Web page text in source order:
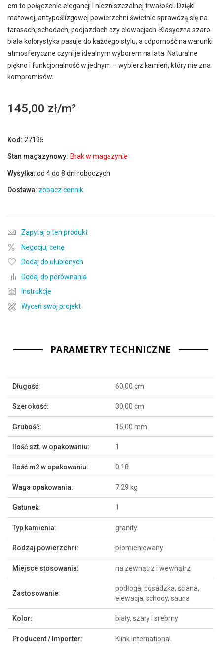
cm to połączenie elegancji i niezniszczalnej trwałości. Dzięki
matowej, antypoślizgowej powierzchni świetnie sprawdzą się na
tarasach, schodach, podjazdach czy elewacjach. Klasyczna szaro-
biała kolorystyka pasuje do każdego stylu, a odporność na warunki
atmosferyczne czyni je idealnym wyborem na lata. Naturalne
piękno i funkcjonalność w jednym – wybierz kamień, który nie zna
kompromisów.
145,00 zł
Kod: 27195
Stan magazynowy: Brak w magazynie
Wysyłka: od 4 do 8 dni roboczych
Dostawa: zobacz cennik
Zapytaj o ten produkt
Negocjuj cenę
Dodaj do ulubionych
Dodaj do porównania
Instrukcje
Wyceń swój projekt
PARAMETRY TECHNICZNE
Długość: 60,00 cm
Szerokość: 30,00 cm
Grubość: 15,00 mm
Ilość szt. w opakowaniu: 1
Ilość m2 w opakowaniu: 0.18
Waga opakowania: 7.29 kg
Gatunek: 1
Typ kamienia: granity
Rodzaj powierzchni: płomieniowany
Miejsce stosowania: na zewnątrz i wewnątrz
Zastosowanie:
podłoga, posadzka, ściana,
elewacja, schody, sauna
Kolor: biały, szary i srebrny
Producent / Importer: Klink International